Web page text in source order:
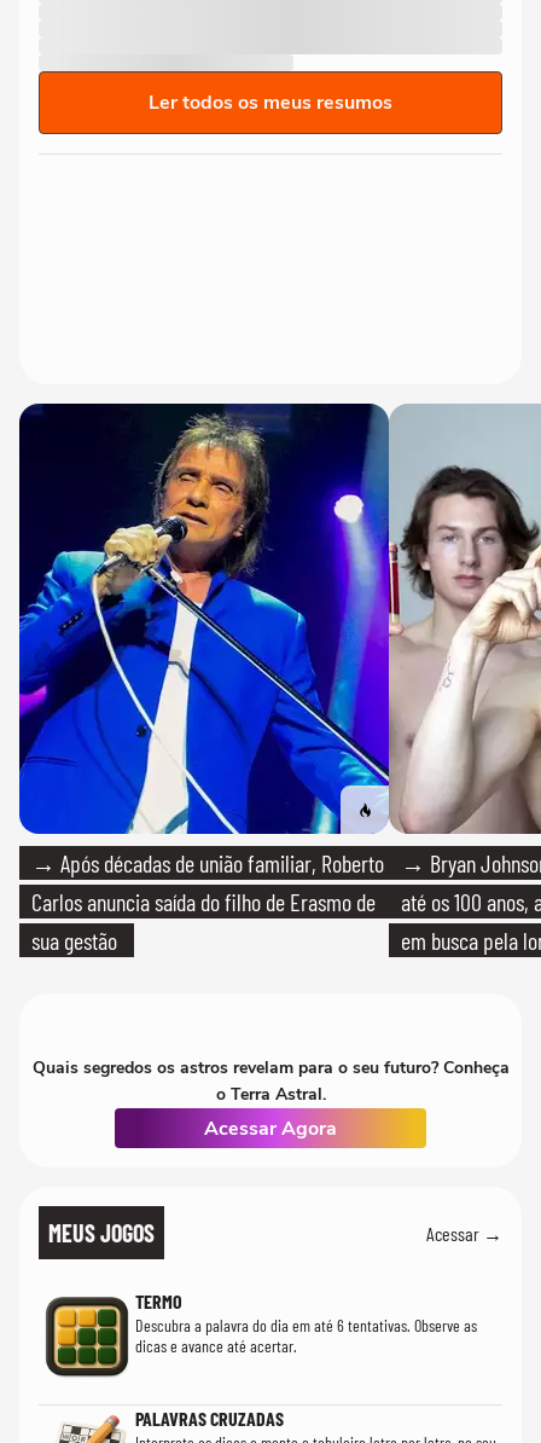
Ler todos os meus resumos
→ Após décadas de união familiar, Roberto
Carlos anuncia saída do filho de Erasmo de
sua gestão
→ Bryan
até os 100
em busca pela
Quais segredos os astros revelam para o seu futuro? Conheça
o Terra Astral.
Acessar Agora
MEUS JOGOS Acessar →
TERMO
Descubra a palavra do dia em até 6 tentativas. Observe as
dicas e avance até acertar.
PALAVRAS CRUZADAS